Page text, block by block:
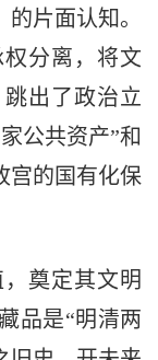
片面认知。
分离，将文
出了政治立
公共资产”和
宫的国有化保
奠定其文明
品是“明清两